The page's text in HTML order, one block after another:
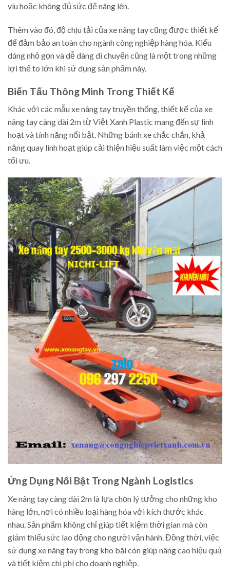
víu hoặc không đủ sức để nâng lên.
Thêm vào đó, độ chịu tải của xe nâng tay cũng được thiết kế
để đảm bảo an toàn cho ngành công nghiệp hàng hóa. Kiểu
dáng nhỏ gọn và dễ dàng di chuyển cũng là một trong những
lợi thế to lớn khi sử dụng sản phẩm này.
Biến Tấu Thông Minh Trong Thiết Kế
Khác với các mẫu xe nâng tay truyền thống, thiết kế của xe
nâng tay càng dài 2m từ Việt Xanh Plastic mang đến sự linh
hoạt và tính năng nổi bật. Những bánh xe chắc chắn, khả
năng quay linh hoạt giúp cải thiện hiệu suất làm việc một cách
tối ưu.
Ứng Dụng Nổi Bật Trong Ngành Logistics
Xe nâng tay càng dài 2m là lựa chọn lý tưởng cho những kho
hàng lớn, nơi có nhiều loại hàng hóa với kích thước khác
nhau. Sản phẩm không chỉ giúp tiết kiệm thời gian mà còn
giảm thiểu sức lao động cho người vận hành. Đồng thời, việc
sử dụng xe nâng tay trong kho bãi còn giúp nâng cao hiệu quả
và tiết kiệm chi phí cho doanh nghiệp.